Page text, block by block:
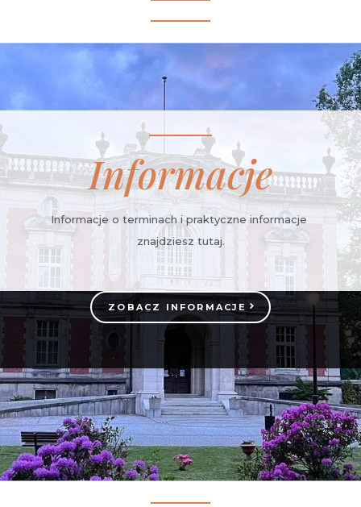
Informacje
Informacje o terminach i praktyczne informacje
znajdziesz tutaj.
ZOBACZ INFORMACJE